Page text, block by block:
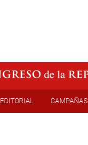
EDITORIAL CAMPAÑAS